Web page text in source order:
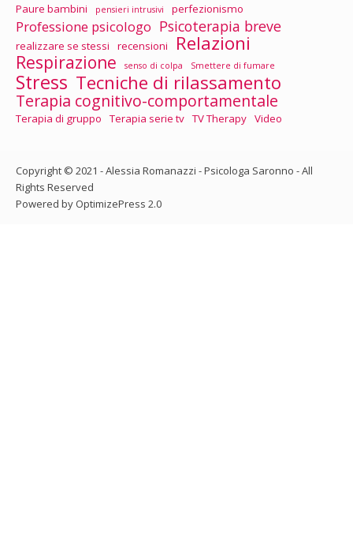
Paure bambini pensieri intrusivi perfezionismo
Professione psicologo Psicoterapia breve
realizzare se stessi recensioni Relazioni
Respirazione senso di colpa Smettere di fumare
Stress Tecniche di rilassamento
Terapia cognitivo-comportamentale
Terapia di gruppo Terapia serie tv TV Therapy Video
Copyright © 2021 - Alessia Romanazzi - Psicologa Saronno - All
Rights Reserved
Powered by OptimizePress 2.0